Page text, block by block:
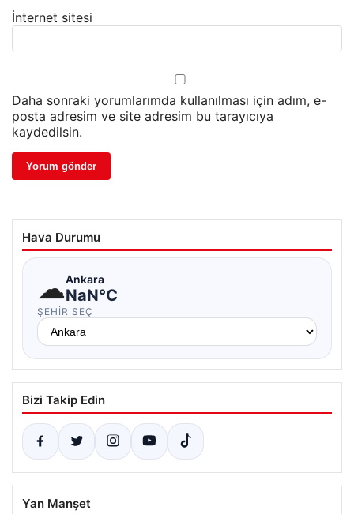
İnternet sitesi
Daha sonraki yorumlarımda kullanılması için adım, e-
posta adresim ve site adresim bu tarayıcıya
kaydedilsin.
Hava Durumu
☁Ankara
NaN°C
ŞEHIR SEÇ
Bizi Takip Edin
Yan Manşet